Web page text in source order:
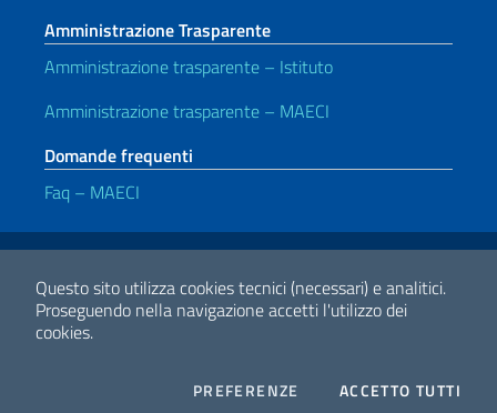
Questo sito utilizza cookies tecnici (necessari) e analitici.
Proseguendo nella navigazione accetti l'utilizzo dei
cookies.
PREFERENZE COOKIESACCETTO TUTTI
Amministrazione Trasparente
Amministrazione trasparente – Istituto
Amministrazione trasparente – MAECI
Domande frequenti
Faq – MAECI
Link Utili